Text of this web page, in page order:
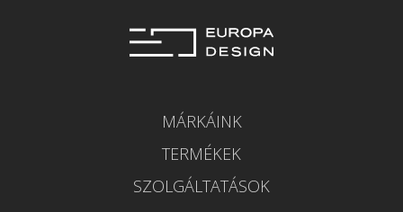
MÁRKÁINK
TERMÉKEK
SZOLGÁLTATÁSOK